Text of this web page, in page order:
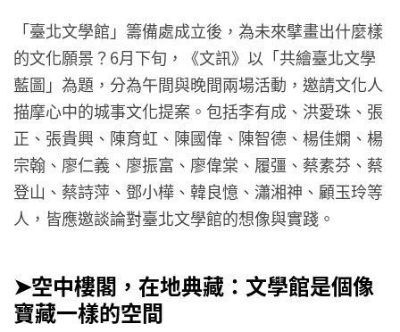
「臺北文學館」籌備處成立後，為未來擘畫出什麼樣
的文化願景？6月下旬，《文訊》以「共繪臺北文學
藍圖」為題，分為午間與晚間兩場活動，邀請文化人
描摩心中的城事文化提案。包括李有成、洪愛珠、張
正、張貴興、陳育虹、陳國偉、陳智德、楊佳嫻、楊
宗翰、廖仁義、廖振富、廖偉棠、履彊、蔡素芬、蔡
登山、蔡詩萍、鄧小樺、韓良憶、瀟湘神、顧玉玲等
人，皆應邀談論對臺北文學館的想像與實踐。
➤空中樓閣，在地典藏：文學館是個像
寶藏一樣的空間